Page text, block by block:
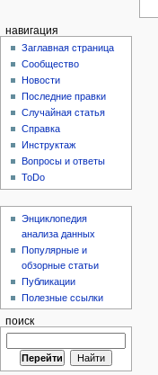
навигация
Заглавная страница
Сообщество
Новости
Последние правки
Случайная статья
Справка
Инструктаж
Вопросы и ответы
ToDo
Энциклопедия
анализа данных
Популярные и
обзорные статьи
Публикации
Полезные ссылки
поиск